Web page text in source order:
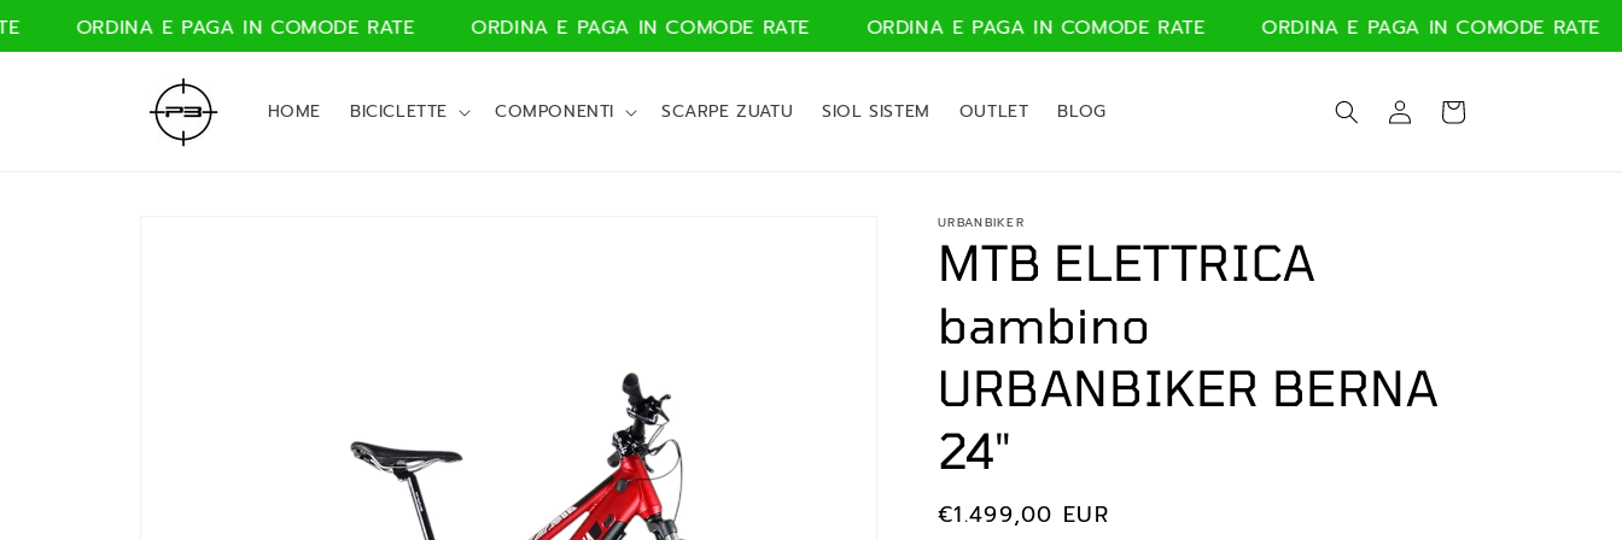
direttamente
ai contenuti
E PAGA IN COMODE RATE ORDINA E PAGA IN COMODE RATE ORDINA E PAGA IN COMODE RATE ORDINA E PAGA IN COMODE RATE
HOME BICICLETTE COMPONENTI SCARPE ZUATU SIOL SISTEM OUTLET BLOG Accedi Carrello
URBANBIKER
MTB ELETTRICA
bambino
URBANBIKER BERNA
24"
Prezzo
€1.499,00 EUR